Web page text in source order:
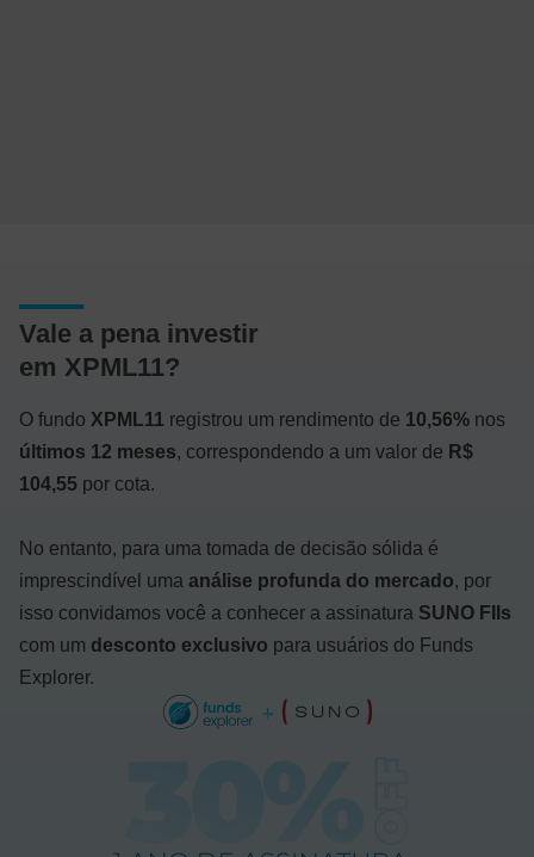
Vale a pena investir
em XPML11?
O fundo XPML11 registrou um rendimento de 10,56% nos
últimos 12 meses, correspondendo a um valor de R$
104,55 por cota.
No entanto, para uma tomada de decisão sólida é
imprescindível uma análise profunda do mercado, por
isso convidamos você a conhecer a assinatura SUNO FIIs
com um desconto exclusivo para usuários do Funds
Explorer.